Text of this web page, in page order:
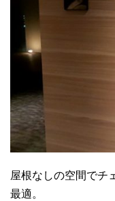
屋根なしの空間でチ
最適。